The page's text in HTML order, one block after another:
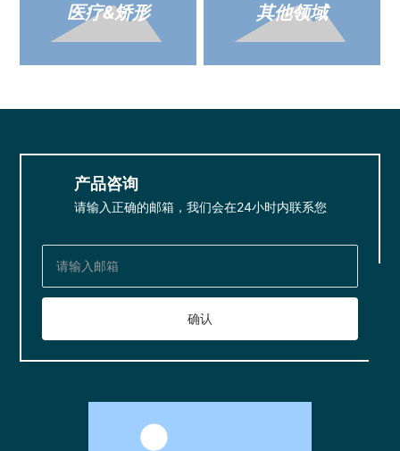
医疗&矫形 其他领域
产品咨询
请输入正确的邮箱，我们会在24小时内联系您
确认
Sales@fitgotech.com
0755-23724181